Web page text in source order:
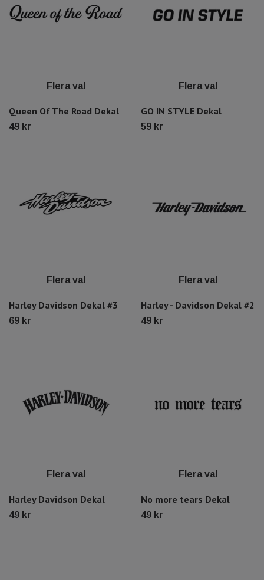
Flera val
Queen Of The Road Dekal
49 kr
Flera val
GO IN STYLE Dekal
59 kr
Flera val
Harley Davidson Dekal #3
69 kr
Flera val
Harley - Davidson Dekal #2
49 kr
Flera val
Harley Davidson Dekal
49 kr
Flera val
No more tears Dekal
49 kr